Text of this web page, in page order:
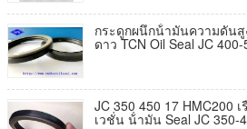
กระดูกผนึกน้ํามันความดันสู
ดาว TCN Oil Seal JC
JC 350 450 17 HMC200
เวชั่น น้ํามัน Seal JC 350-